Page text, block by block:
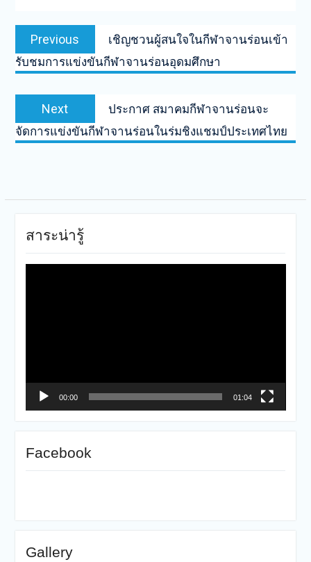
แนะแนว
เรื่อง
Previous
Previous
post:
เชิญชวนผู้สนใจในกีฬาจานร่อนเข้า
รับชมการแข่งขันกีฬาจานร่อนอุดมศึกษา
Next
Next
post:
ประกาศ สมาคมกีฬาจานร่อนจะ
จัดการแข่งขันกีฬาจานร่อนในร่มชิงแชมป์ประเทศไทย
สาระน่ารู้
00:00 01:04
Facebook
Gallery